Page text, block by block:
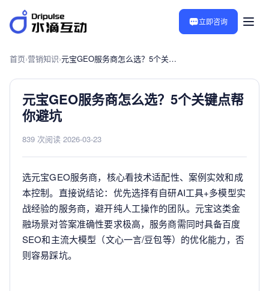
立即咨询
首页›营销知识› 元宝GEO服务商怎么选？5个关键点帮你避坑
元宝GEO服务商怎么选？5个关键点帮
你避坑
839 次阅读 2026-03-23
选元宝GEO服务商，核心看技术适配性、案例实效和成
本控制。直接说结论：优先选择有自研AI工具+多模型实
战经验的服务商，避开纯人工操作的团队。元宝这类金
融场景对答案准确性要求极高，服务商需同时具备百度
SEO和主流大模型（文心一言/豆包等）的优化能力，否
则容易踩坑。